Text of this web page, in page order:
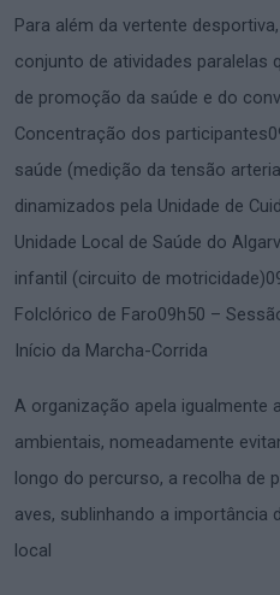
Para além da vertente
conjunto de atividades
de promoção da saúde e do
Concentração dos
saúde (medição da tensão
dinamizados pela Unidade de
Unidade Local de Saúde do
infantil (circuito de
Folclórico de Faro09h50 –
Início da Marcha-Corrida
A organização apela igualmente
ambientais, nomeadamente
longo do percurso, a recolha de
aves, sublinhando a importância
local